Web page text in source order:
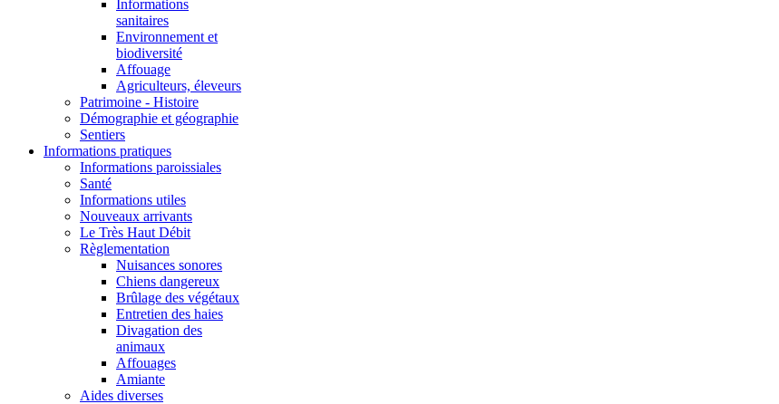
Informations
sanitaires
Environnement et
biodiversité
Affouage
Agriculteurs, éleveurs
Patrimoine - Histoire
Démographie et géographie
Sentiers
Informations pratiques
Informations paroissiales
Santé
Informations utiles
Nouveaux arrivants
Le Très Haut Débit
Règlementation
Nuisances sonores
Chiens dangereux
Brûlage des végétaux
Entretien des haies
Divagation des
animaux
Affouages
Amiante
Aides diverses